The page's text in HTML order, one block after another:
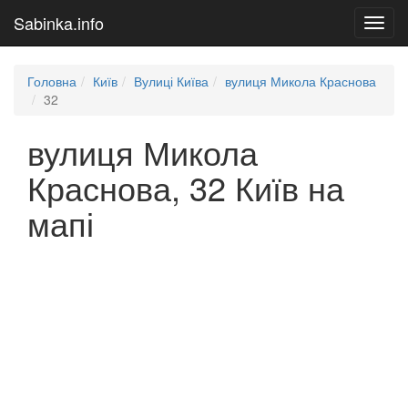
Sabinka.info
Головна Київ Вулиці Київа
вулиця Микола Краснова
32
вулиця Микола
Краснова, 32 Київ на
мапі